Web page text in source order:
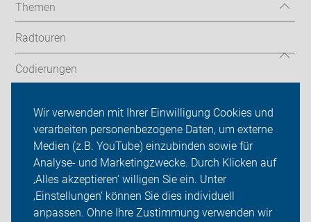
Wir verwenden mit Ihrer Einwilligung Cookies und
verarbeiten personenbezogene Daten, um externe
Medien (z.B. YouTube) einzubinden sowie für
Analyse- und Marketingzwecke. Durch Klicken auf
‚Alles akzeptieren‘ willigen Sie ein. Unter
‚Einstellungen‘ können Sie dies individuell
anpassen. Ohne Ihre Zustimmung verwenden wir
Themen
Radtouren
Codierungen
ADFC Cuxhaven
Sei dabei
Presse